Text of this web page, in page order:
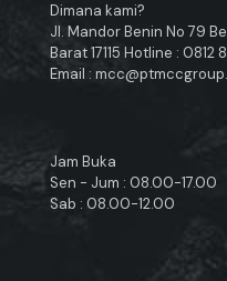
Dimana kami?
Jl. Mandor Benin No 79
Barat 17115 Hotline :
Email :
Jam Buka
Sen - Jum : 08.00-17.00
Sab : 08.00-12.00